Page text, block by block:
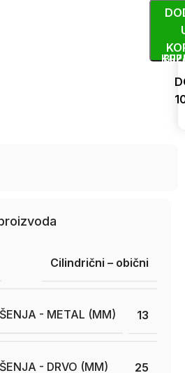
Cilindrični – obični
- METAL (MM) 13
- DRVO (MM) 25